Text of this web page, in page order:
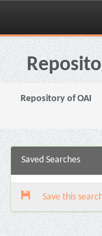
Skip
navigation
Repository of OAI
Saved Searches
Save this